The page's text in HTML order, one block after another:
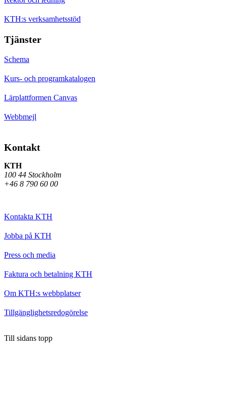
KTH:s verksamhetsstöd
Tjänster
Schema
Kurs- och programkatalogen
Lärplattformen Canvas
Webbmejl
Kontakt
KTH
100 44 Stockholm
+46 8 790 60 00
Kontakta KTH
Jobba på KTH
Press och media
Faktura och betalning KTH
Om KTH:s webbplatser
Tillgänglighetsredogörelse
Till sidans topp